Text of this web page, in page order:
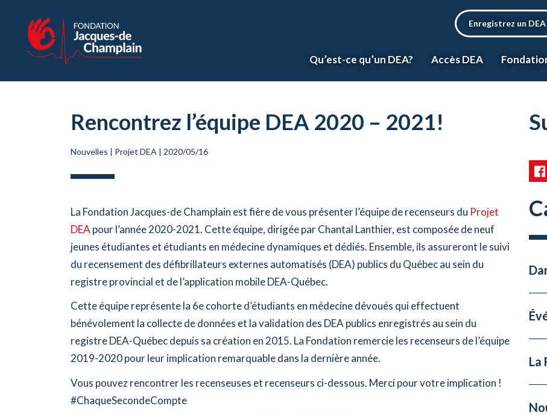
Enregistrez un DEA
Qu’est-ce qu’un DEA? Accès DEA
Rencontrez l’équipe DEA 2020 – 2021!
Nouvelles | Projet DEA | 2020/05/16
La Fondation Jacques-de Champlain est fière de vous présenter l’équipe de recenseurs du Projet
DEA pour l’année 2020-2021. Cette équipe, dirigée par Chantal Lanthier, est composée de neuf
jeunes étudiantes et étudiants en médecine dynamiques et dédiés. Ensemble, ils assureront le suivi
du recensement des défibrillateurs externes automatisés (DEA) publics du Québec au sein du
registre provincial et de l’application mobile DEA-Québec.
Cette équipe représente la 6e cohorte d’étudiants en médecine dévoués qui effectuent
bénévolement la collecte de données et la validation des DEA publics enregistrés au sein du
registre DEA-Québec depuis sa création en 2015. La Fondation remercie les recenseurs de l’équipe
2019-2020 pour leur implication remarquable dans la dernière année.
Vous pouvez rencontrer les recenseuses et recenseurs ci-dessous. Merci pour votre implication !
#ChaqueSecondeCompte
La